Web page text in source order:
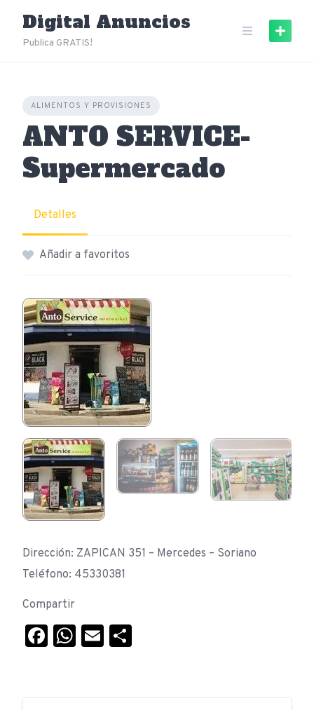
content
Digital Anuncios
Publica GRATIS!
ALIMENTOS Y PROVISIONES
ANTO SERVICE-
Supermercado
Detalles
Añadir a favoritos
Dirección: ZAPICAN 351 – Mercedes – Soriano
Teléfono: 45330381
Compartir
Facebook
WhatsApp
Email